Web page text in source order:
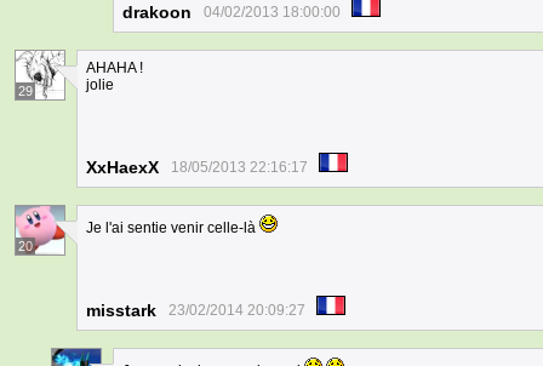
drakoon 04/02/2013 18:00:00
29
AHAHA !
jolie
XxHaexX 18/05/2013 22:16:17
20
Je l'ai sentie venir celle-là
misstark 23/02/2014 20:09:27